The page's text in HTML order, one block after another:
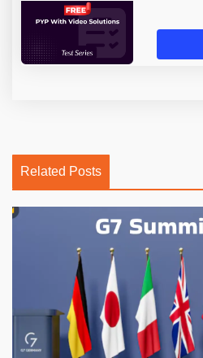
Related Posts